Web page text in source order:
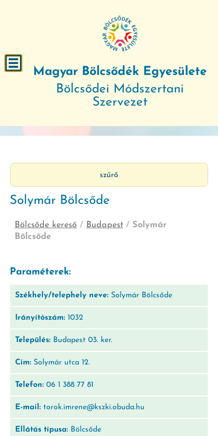
Magyar Bölcsődék Egyesülete
Bölcsődei Módszertani
Szervezet
szűrő
Solymár Bölcsőde
Bölcsőde kereső / Budapest / Solymár
Bölcsőde
Paraméterek:
Székhely/telephely neve: Solymár Bölcsőde
Irányítószám: 1032
Település: Budapest 03. ker.
Cím: Solymár utca 12.
Telefon: 06 1 388 77 81
E-mail: torok.imrene@kszki.obuda.hu
Ellátás típusa: Bölcsőde